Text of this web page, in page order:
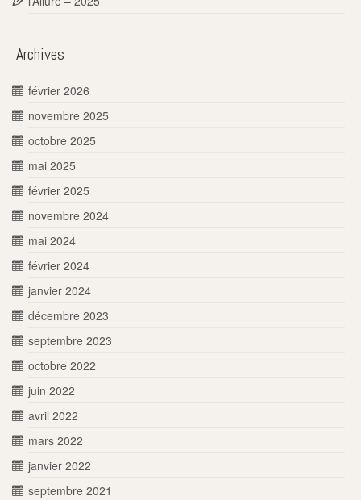
Archives
février 2026
novembre 2025
octobre 2025
mai 2025
février 2025
novembre 2024
mai 2024
février 2024
janvier 2024
décembre 2023
septembre 2023
octobre 2022
juin 2022
avril 2022
mars 2022
janvier 2022
septembre 2021